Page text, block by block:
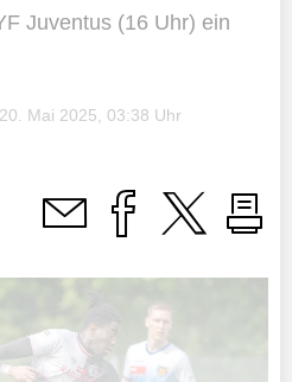
Juventus (16 Uhr) ein
20. Mai 2025, 03:38 Uhr